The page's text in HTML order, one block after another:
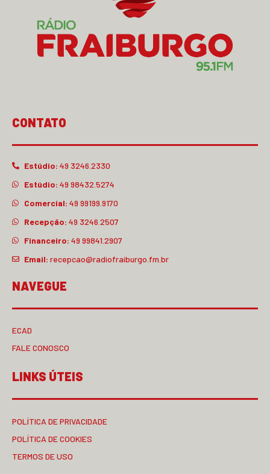
CONTATO
Estúdio: 49 3246.2330
Estúdio: 49 98432.5274
Comercial: 49 99199.9170
Recepção: 49 3246.2507
Financeiro: 49 99841.2907
Email: recepcao@radiofraiburgo.fm.br
NAVEGUE
ECAD
FALE CONOSCO
LINKS ÚTEIS
POLÍTICA DE PRIVACIDADE
POLÍTICA DE COOKIES
TERMOS DE USO